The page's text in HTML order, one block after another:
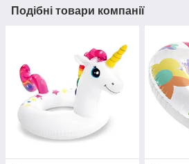
Подібні товари компанії